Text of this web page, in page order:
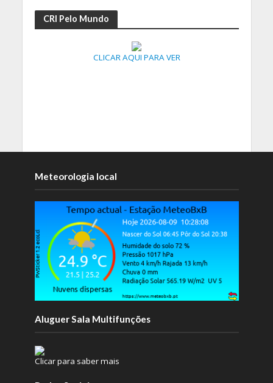
CRI Pelo Mundo
CLICAR AQUI PARA VER
Meteorologia local
Aluguer Sala Multifunções
Clicar para saber mais